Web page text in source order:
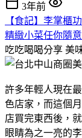
3年前
【食記】李掌櫃
精緻小菜任你隨
吃吃喝喝分享 美
許多年輕人現在
色店家，而這個
店買完東西後，
眼睛為之一亮的